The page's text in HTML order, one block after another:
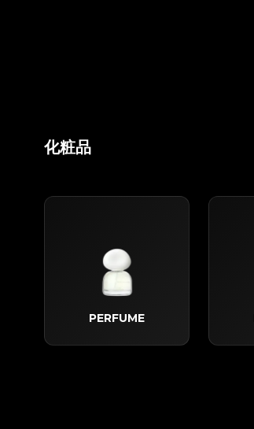
化粧品
PERFUME